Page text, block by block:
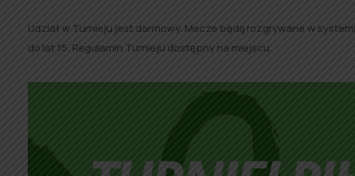
Udział w Turnieju jest darmowy. Mecze będą rozgrywane w
do lat 15. Regulamin Turnieju dostępny na miejscu.